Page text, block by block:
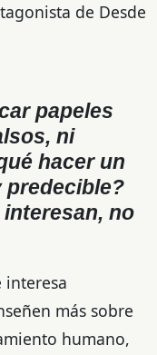
de Desde
papeles
ni
hacer un
predecible?
no
interesa
más sobre
humano,